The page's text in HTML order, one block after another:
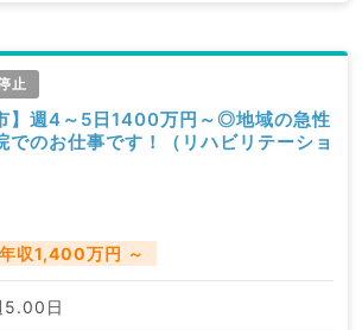
止
】週4～5日1400万円～◎地域の急性
でのお仕事です！（リハビリテーショ
年収1,400万円 ～
5.00日